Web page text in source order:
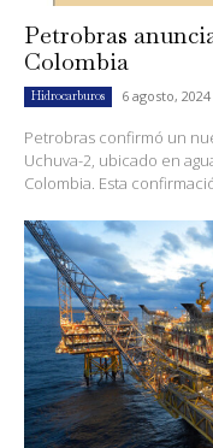
Petrobras
Colombia
Hidrocarburos 6 agosto, 2024
Petrobras confirmó un
Uchuva-2, ubicado en
Colombia. Esta